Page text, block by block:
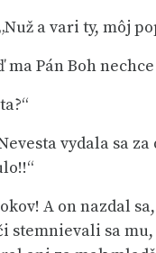
a vari ty, môj
Pán Boh
vydala sa
A on nazdal
stemnievali sa